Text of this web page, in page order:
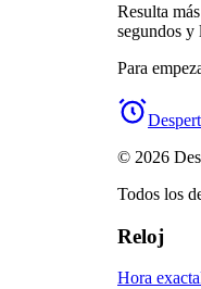
Resulta
segundos y
Para
© 2026
Todos los
Reloj
Hora exacta